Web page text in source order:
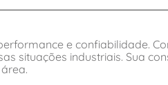
e confiabilidade.
situações industriais. Sua